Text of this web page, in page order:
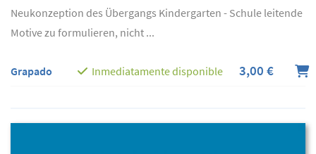
Neukonzeption des Übergangs Kindergarten - Schule leitende
Motive zu formulieren, nicht ...
Grapado Inmediatamente disponible 3,00 €